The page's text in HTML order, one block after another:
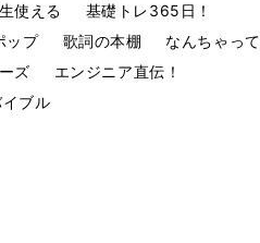
使える
基礎トレ365日！
ップ 歌詞の本棚
なんちゃって
ズ
エンジニア直伝！
ブル